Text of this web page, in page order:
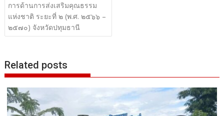
การด้านการส่งเสริมคุณธรรม
แห่งชาติ ระยะที่ ๒ (พ.ศ. ๒๕๖๖ –
๒๕๗๐) จังหวัดปทุมธานี
Related posts